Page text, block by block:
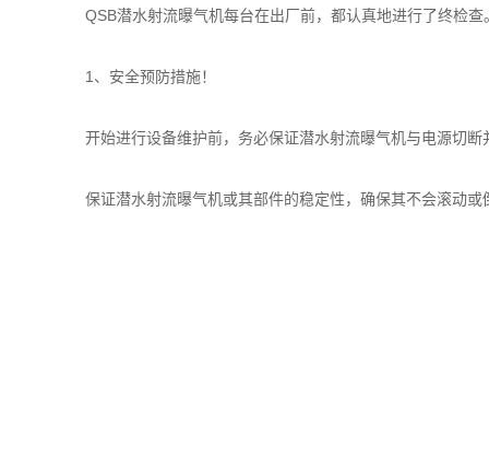
QSB潜水射流曝气机每台在出厂前，都认真地进行了终检查
1、安全预防措施！
开始进行设备维护前，务必保证潜水射流曝气机与电源切断
保证潜水射流曝气机或其部件的稳定性，确保其不会滚动或